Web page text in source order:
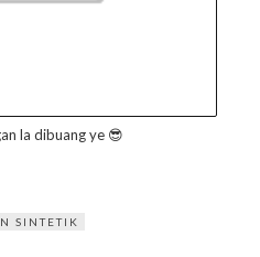
la dibuang ye 😎
SINTETIK